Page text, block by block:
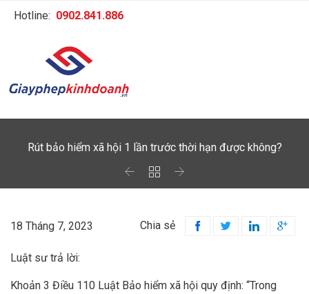
Hotline: 0902.841.886
Rút bảo hiểm xã hội 1 lần trước thời hạn được không?
  
18 Tháng 7, 2023 Chia sẻ    
Luật sư trả lời:
Khoản 3 Điều 110 Luật Bảo hiểm xã hội quy định: “Trong